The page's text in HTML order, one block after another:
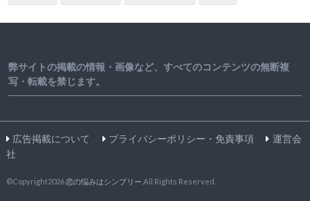
弊サイトの掲載の情報・画像など、すべてのコンテンツの無断複
写・転載を禁じます。
広告掲載について プライバシーポリシー・免責事項
運営会
社
©Copyright2026恋の悩みはシンプリー .All Rights Reserved.